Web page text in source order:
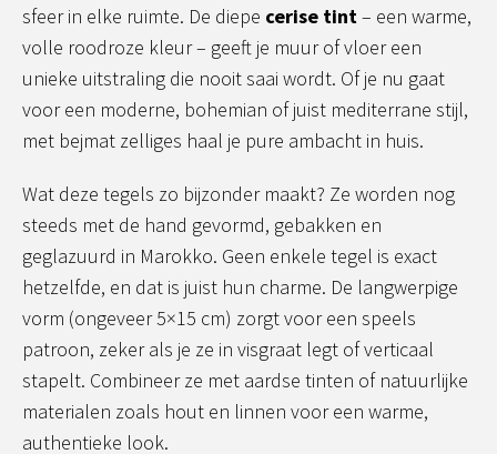
sfeer in elke ruimte. De diepe cerise tint– een warme,
volle roodroze kleur – geeft je muur of vloer een
unieke uitstraling die nooit saai wordt. Of je nu gaat
voor een moderne, bohemian of juist mediterrane stijl,
met bejmat zelliges haal je pure ambacht in huis.
Wat deze tegels zo bijzonder maakt? Ze worden nog
steeds met de hand gevormd, gebakken en
geglazuurd in Marokko. Geen enkele tegel is exact
hetzelfde, en dat is juist hun charme. De langwerpige
vorm (ongeveer 5×15 cm) zorgt voor een speels
patroon, zeker als je ze in visgraat legt of verticaal
stapelt. Combineer ze met aardse tinten of natuurlijke
materialen zoals hout en linnen voor een warme,
authentieke look.